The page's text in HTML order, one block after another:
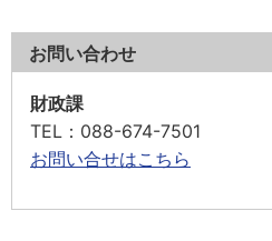
お問い合わせ
財政課
TEL ：088-674-7501
お問い合せはこちら